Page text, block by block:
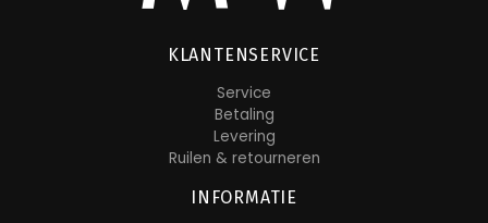
KLANTENSERVICE
Service
Betaling
Levering
Ruilen & retourneren
INFORMATIE